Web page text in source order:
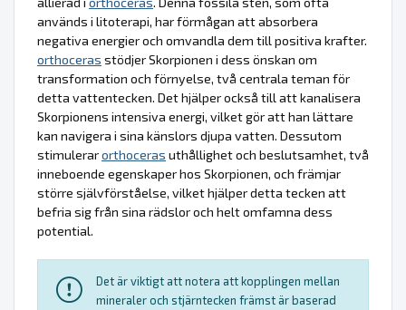
används i litoterapi, har förmågan att absorbera
negativa energier och omvandla dem till positiva krafter.
orthoceras stödjer Skorpionen i dess önskan om
transformation och förnyelse, två centrala teman för
detta vattentecken. Det hjälper också till att kanalisera
Skorpionens intensiva energi, vilket gör att han lättare
kan navigera i sina känslors djupa vatten. Dessutom
stimulerarorthoceras uthållighet och beslutsamhet, två
inneboende egenskaper hos Skorpionen, och främjar
större självförståelse, vilket hjälper detta tecken att
befria sig från sina rädslor och helt omfamna dess
potential.
Det är viktigt att notera att kopplingen mellan
mineraler och stjärntecken främst är baserad